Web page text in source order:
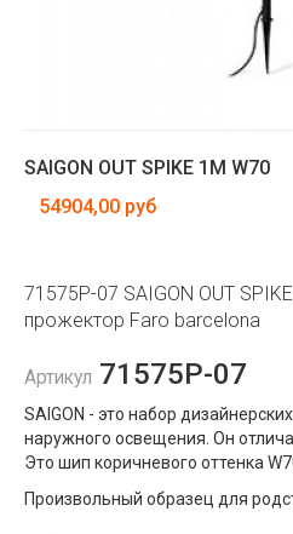
SAIGON OUT SPIKE 1M W70
54904,00 руб
71575P-07 SAIGON OUT
прожектор Faro barcelona
Артикул 71575P-07
SAIGON - это набор
наружного освещения. Он
Это шип коричневого оттенка
Произвольный образец для